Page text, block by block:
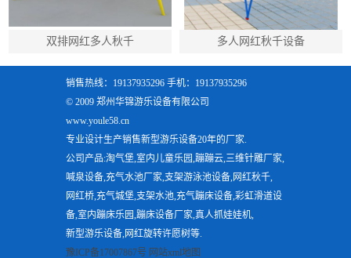
双排网红多人秋千 多人网红秋千设备
销售热线：19137935296 手机：19137935296
© 2009 郑州华锦游乐设备有限公司
www.youle58.cn
专业设计生产销售新型游乐设备20年的厂家.
公司产品:淘气堡,室内儿童乐园,蹦蹦云,三维针雕厂家,
喊泉设备,充气水池厂家,支架游泳池设备,网红秋千,
网红桥,充气城堡,支架水池,充气蹦床设备,彩虹滑道设
备,室内蹦床乐园,蹦床设备厂家,真人抓娃娃机,
新型游乐设备,网红旋转许愿树等.
豫ICP备17007867号 网站xml地图